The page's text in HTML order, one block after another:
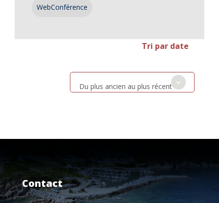
WebConférence
Tri par date
Du plus ancien au plus récent
Contact